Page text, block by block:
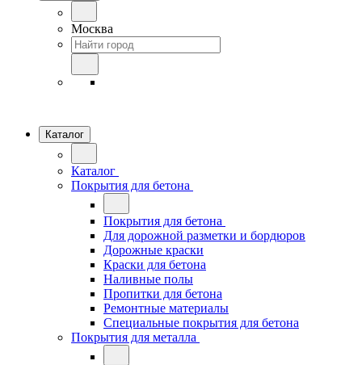
Москва
Каталог
Каталог
Покрытия для бетона
Покрытия для бетона
Для дорожной разметки и бордюров
Дорожные краски
Краски для бетона
Наливные полы
Пропитки для бетона
Ремонтные материалы
Специальные покрытия для бетона
Покрытия для металла